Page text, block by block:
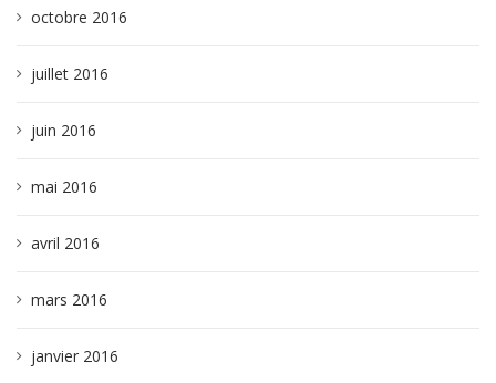
octobre 2016
juillet 2016
juin 2016
mai 2016
avril 2016
mars 2016
janvier 2016